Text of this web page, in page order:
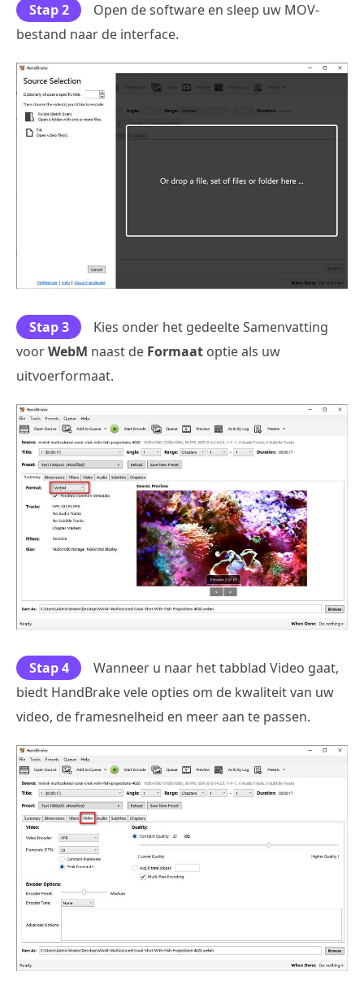
Stap 2
Open de software en sleep uw MOV-
bestand naar de interface.
Stap 3
Kies onder het gedeelte Samenvatting
voorWebM naast de Formaat optie als uw
uitvoerformaat.
Stap 4
Wanneer u naar het tabblad Video gaat,
biedt HandBrake vele opties om de kwaliteit van uw
video, de framesnelheid en meer aan te passen.